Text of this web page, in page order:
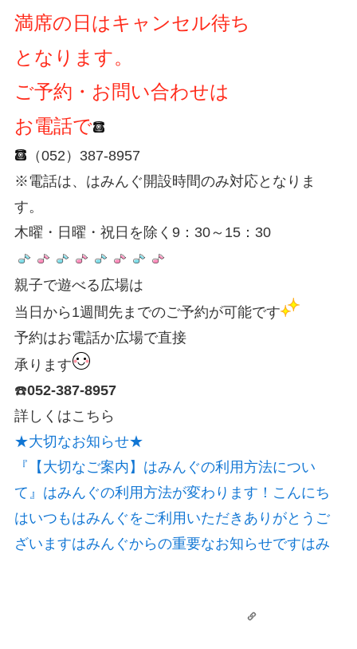
満席の日はキャンセル待ち
となります。
ご予約・お問い合わせは
お電話で
（052）387-8957
※電話は、はみんぐ開設時間のみ対応となりま
す。
木曜・日曜・祝日を除く9：30～15：30
親子で遊べる広場は
当日から1週間先までのご予約が可能です
予約はお電話か広場で直接
承ります
☎️052-387-8957
詳しくはこちら
★大切なお知らせ★
『【大切なご案内】はみんぐの利用方法につい
て』 はみんぐの利用方法が変わります！こんにち
はいつもはみんぐをご利用いただきありがとうご
ざいますはみんぐからの重要なお知らせですはみ